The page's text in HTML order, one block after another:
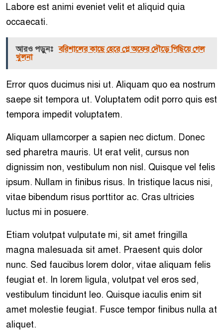
Labore est animi eveniet velit et aliquid quia
occaecati.
আরও পড়ুনঃ বরিশালের কাছে হেরে প্লে অফের দৌড়ে পিছিয়ে গেল
খুলনা
Error quos ducimus nisi ut. Aliquam quo ea nostrum
saepe sit tempora ut. Voluptatem odit porro quis est
tempora impedit voluptatem.
Aliquam ullamcorper a sapien nec dictum. Donec
sed pharetra mauris. Ut erat velit, cursus non
dignissim non, vestibulum non nisl. Quisque vel felis
ipsum. Nullam in finibus risus. In tristique lacus nisi,
vitae bibendum risus porttitor ac. Cras ultricies
luctus mi in posuere.
Etiam volutpat vulputate mi, sit amet fringilla
magna malesuada sit amet. Praesent quis dolor
nunc. Sed faucibus lorem dolor, vitae aliquam felis
feugiat et. In lorem ligula, volutpat vel eros sed,
vestibulum tincidunt leo. Quisque iaculis enim sit
amet molestie feugiat. Fusce tempor finibus nulla at
aliquet.